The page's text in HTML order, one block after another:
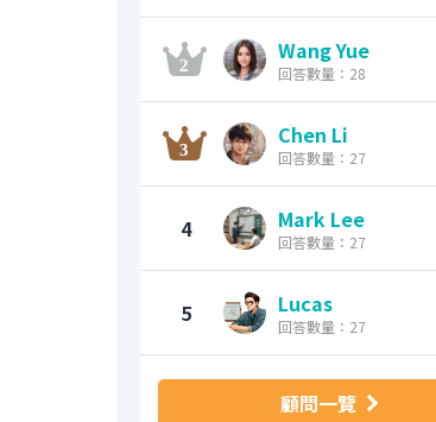
Wang Yue
回答數量：28
Chen Li
回答數量：27
4 Mark Lee
回答數量：27
5 Lucas
回答數量：27
顧問一覽